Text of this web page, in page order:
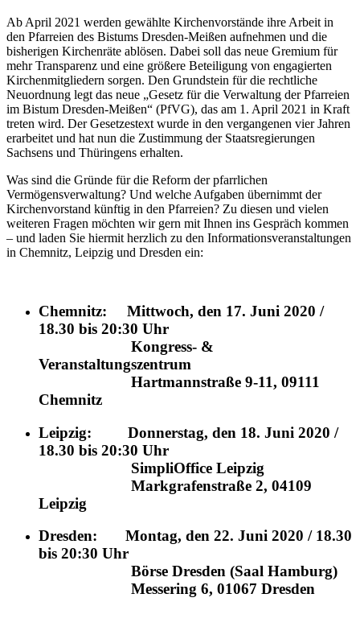
Ab April 2021 werden gewählte Kirchenvorstände ihre Arbeit in
den Pfarreien des Bistums Dresden-Meißen aufnehmen und die
bisherigen Kirchenräte ablösen. Dabei soll das neue Gremium für
mehr Transparenz und eine größere Beteiligung von engagierten
Kirchenmitgliedern sorgen. Den Grundstein für die rechtliche
Neuordnung legt das neue „Gesetz für die Verwaltung der Pfarreien
im Bistum Dresden-Meißen“ (PfVG), das am 1. April 2021 in Kraft
treten wird. Der Gesetzestext wurde in den vergangenen vier Jahren
erarbeitet und hat nun die Zustimmung der Staatsregierungen
Sachsens und Thüringens erhalten.
Was sind die Gründe für die Reform der pfarrlichen
Vermögensverwaltung? Und welche Aufgaben übernimmt der
Kirchenvorstand künftig in den Pfarreien? Zu diesen und vielen
weiteren Fragen möchten wir gern mit Ihnen ins Gespräch kommen
– und laden Sie hiermit herzlich zu den Informationsveranstaltungen
in Chemnitz, Leipzig und Dresden ein:
Chemnitz: Mittwoch, den 17. Juni 2020 /
18.30 bis 20:30 Uhr
Kongress- &
Veranstaltungszentrum
Hartmannstraße 9-11, 09111
Chemnitz
Leipzig: Donnerstag, den 18. Juni 2020 /
18.30 bis 20:30 Uhr
SimpliOffice Leipzig
Markgrafenstraße 2, 04109
Leipzig
Dresden: Montag, den 22. Juni 2020 / 18.30
bis 20:30 Uhr
Börse Dresden (Saal Hamburg)
Messering 6, 01067 Dresden